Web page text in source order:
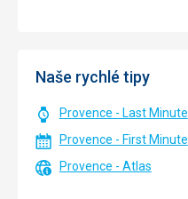
Naše rychlé tipy
Provence - Last Minute
Provence - First Minute
Provence - Atlas